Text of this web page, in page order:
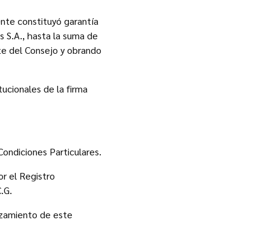
constituyó garantía
hasta la suma de
del Consejo y obrando
de la firma
Particulares.
el Registro
de este